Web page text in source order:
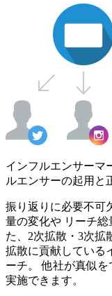
インフルエンサーマ
ルエンサーの起用と
振り返りに必要不可
量の変化や リーチ総
た、2次拡散・3次拡
拡散に貢献している
ーチ。 他社が真似
実施できます。